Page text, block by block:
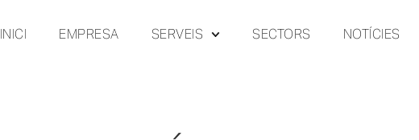
INICI EMPRESA SERVEIS SECTORS NOTÍCIES